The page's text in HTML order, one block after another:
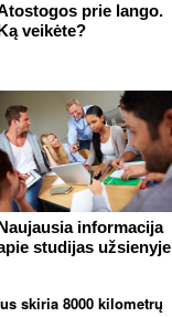
prie lango.
veikėte?
informacija
studijas užsienyje
skiria 8000 kilometrų